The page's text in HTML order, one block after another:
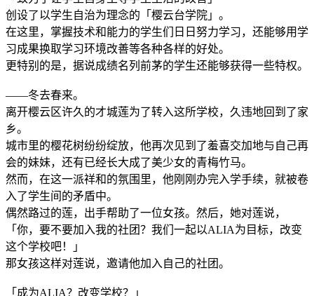
创设了以学生自治为理念的「樱云台学院」。
在这里，掌握技术和能力的学生们日日努力学习，还能够用学
习成果换取学习环境改善等各种各样的好处。
更特别的是，据说成绩名列前茅的学生还能够获得一些特权。
——冬去春来。
离开樱云区许久的才城莲为了转入这所学校，久违地回到了家
乡。
城市里的樱花树纷纷绽放，他再次见到了羞喜交加地与自己再
会的妹妹，还有已经长大成了美少女的青梅竹马。
然而，在这一派祥和的氛围里，他刚刚办完入学手续，就被卷
入了学生间的矛盾中。
偶然路过的莲，出手帮助了一位女孩。然后，她对莲说，
「你，要不要加入我的社团？我们一起以ALIA为目标，改变
这个学校吧！」
那女孩这样对莲说，邀请他加入自己的社团。
「成为ALIA？改变学校？」